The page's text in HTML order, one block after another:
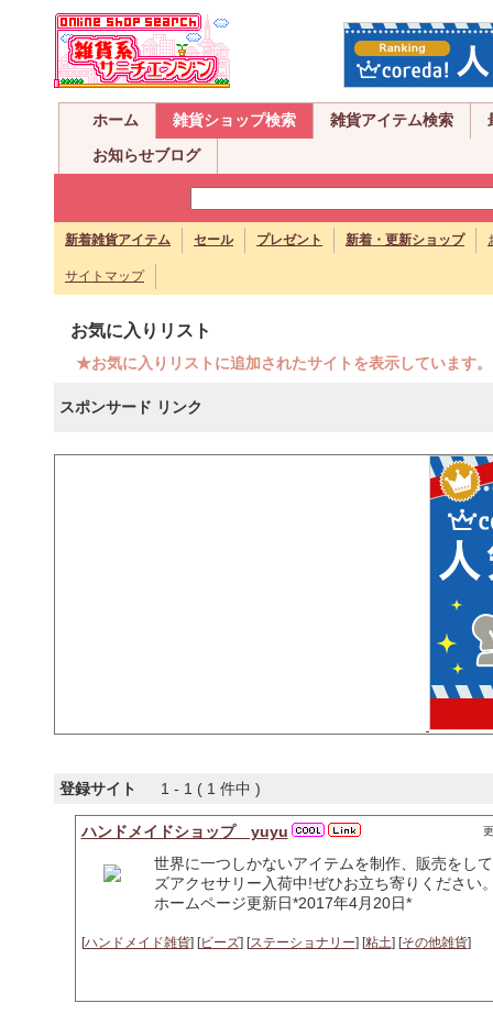
ホーム 雑貨ショップ検索 雑貨アイテム検索
お知らせブログ
新着雑貨アイテム セール プレゼント 新着・更新ショップ
サイトマップ
お気に入りリスト
★お気に入りリストに追加されたサイトを表示しています
スポンサード リンク
登録サイト 1 - 1 ( 1 件中 )
ハンドメイドショップ yuyu
世界に一つしかないアイテムを制作、販売をし
ズアクセサリー入荷中!ぜひお立ち寄りください
ホームページ更新日*2017年4月20日*
[ハンドメイド雑貨] [ビーズ] [ステーショナリー] [粘土] [その他雑貨]